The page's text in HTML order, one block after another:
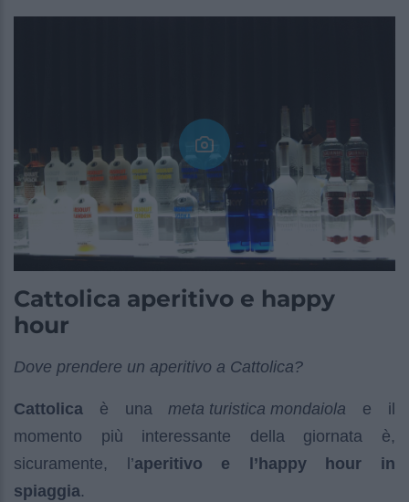
Cattolica aperitivo e happy
hour
Dove prendere un aperitivo a Cattolica?
Cattolica è unameta turistica mondaiola e il
momento più interessante della giornata è,
sicuramente, l’aperitivo e l’happy hour in
spiaggia.